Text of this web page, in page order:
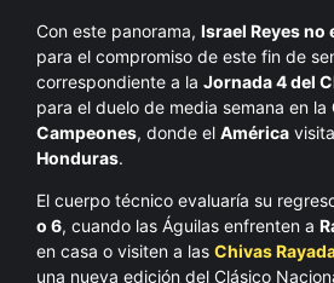
Con este panorama, Israel Reyes
para el compromiso de este fin de
correspondiente a la Jornada 4 del
para el duelo de media semana en la
Campeones, donde el América
Honduras.
El cuerpo técnico evaluaría su
o 6, cuando las Águilas enfrenten a
en casa o visiten a las Chivas
una nueva edición del Clásico